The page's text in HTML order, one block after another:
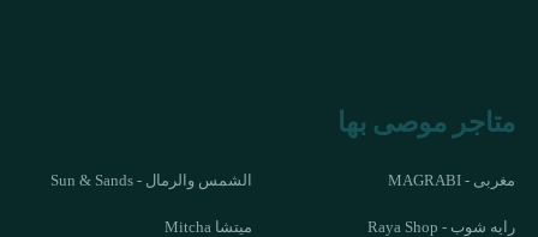
متاجر موصى بها
مغربى - MAGRABI الشمس والرمال - Sun & Sands
رايه شوب - Raya Shop ميتشا Mitcha